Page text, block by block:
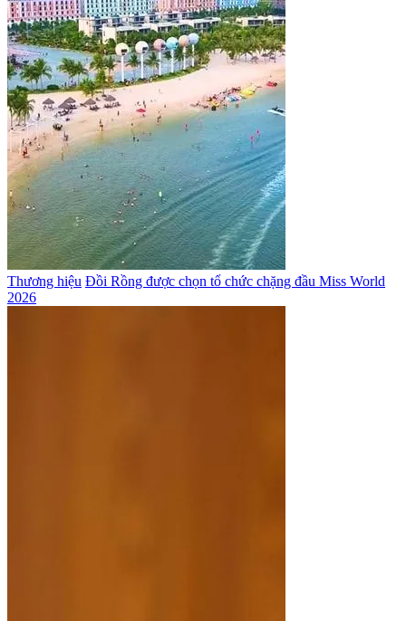
Thương hiệu Đồi Rồng được chọn tổ chức chặng đầu Miss World
2026